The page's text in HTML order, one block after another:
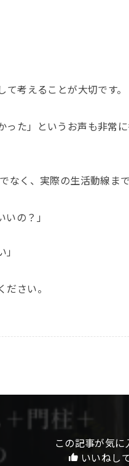
考えることが大切です。
った」というお声も非常
なく、実際の生活動線ま
の？」
さい。
この記事が気に
いいねし